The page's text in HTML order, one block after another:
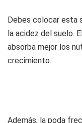
Debes colocar esta
la acidez del suelo.
absorba mejor los
crecimiento.
Además, la poda